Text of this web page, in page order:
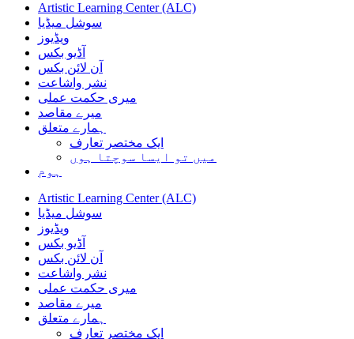
Artistic Learning Center (ALC)
سوشل میڈیا
ویڈیوز
آڈیو بکس
آن لائن بکس
نشر واشاعت
میری حکمت عملی
میرے مقاصد
ہمارے متعلق
ایک مختصر تعارف
میں تو ایسا سوچتا ہوں
ہوم
Artistic Learning Center (ALC)
سوشل میڈیا
ویڈیوز
آڈیو بکس
آن لائن بکس
نشر واشاعت
میری حکمت عملی
میرے مقاصد
ہمارے متعلق
ایک مختصر تعارف